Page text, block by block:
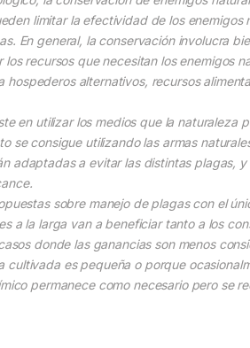
limitar la efectividad de los
En general, la conservación involucra
los recursos que necesitan los enemigos
hospederos alternativos, recursos
en utilizar los medios que la naturaleza
se consigue utilizando las armas
adaptadas a evitar las distintas plagas,
sobre manejo de plagas con el
a la larga van a beneficiar tanto a los
donde las ganancias son menos
cultivada es pequeña o porque
permanece como necesario pero se